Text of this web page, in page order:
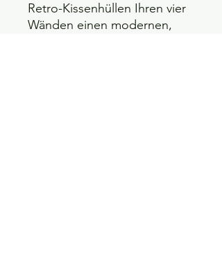
Retro-Kissenhüllen Ihren vier
Wänden einen modernen,